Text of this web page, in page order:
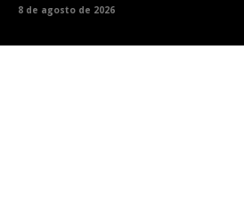
8 de agosto de 2026